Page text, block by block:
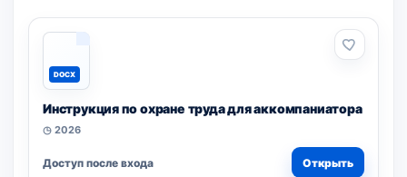
DOCX
Инструкция по охране труда для аккомпаниатора
◷ 2026
Доступ после входа Открыть